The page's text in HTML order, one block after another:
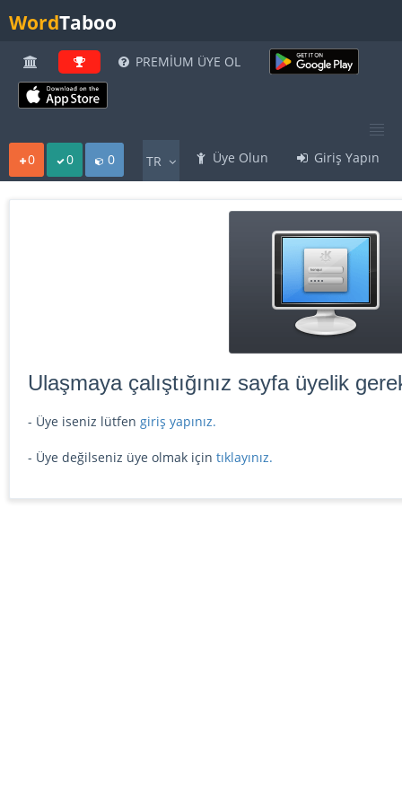
WordTaboo
PREMİUM ÜYE OL
Üye Olun Giriş Yapın
TR
0 0 0
Ulaşmaya çalıştığınız sayfa üyelik
- Üye iseniz lütfen giriş yapınız.
- Üye değilseniz üye olmak için tıklayınız.